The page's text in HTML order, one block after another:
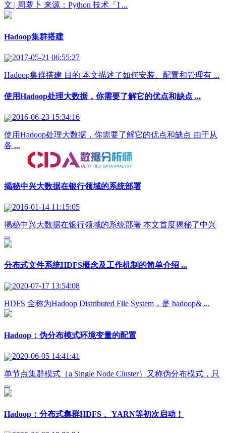
文 | 周萝卜 来源：Python 技术「I ...
Hadoop集群搭建
2017-05-21 06:55:27
Hadoop集群搭建 目的 本文描述了如何安装、配置和管理有 ...
使用Hadoop处理大数据，你需要了解它的优点和缺点 ...
2016-06-23 15:34:16
使用Hadoop处理大数据，你需要了解它的优点和缺点 由于从
各 ...
揭秘中兴大数据在银行领域的系统部署
2016-01-14 11:15:05
揭秘中兴大数据在银行领域的系统部署 本文首度揭秘了中兴
...
分布式文件系统HDFS概念及工作机制的简单介绍 ...
2020-07-17 13:54:08
HDFS 全称为Hadoop Distributed File System，是 hadoop& ...
Hadoop：伪分布模式环境变量的配置
2020-06-05 14:41:41
单节点集群模式（a Single Node Cluster）又称伪分布模式，只
...
Hadoop：分布式集群HDFS 、YARN等初次启动！